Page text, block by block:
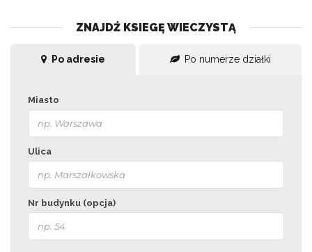
ZNAJDŹ KSIEGĘ WIECZYSTĄ
Po adresie Po numerze działki
Miasto
Ulica
Nr budynku (opcja)